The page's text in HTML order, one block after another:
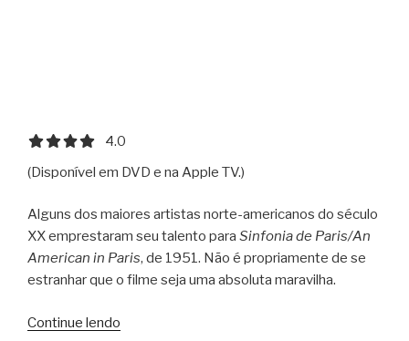
4.0 out of 5.0 stars
4.0
(Disponível em DVD e na Apple TV.)
Alguns dos maiores artistas norte-americanos do século
XX emprestaram seu talento para Sinfonia de Paris/An
American in Paris, de 1951. Não é propriamente de se
estranhar que o filme seja uma absoluta maravilha.
Continue lendo